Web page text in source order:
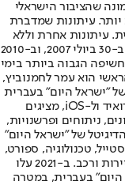
שהציבור הישראלי
יותר. עיתונות שמדברת
עיתונות אחרת וללא
תשלום. המהדורה המודפסת הראשונה פורסמה ב-30 ביולי 2007, וב-2010
הגבוה ביותר בימי
הוא עמר לחמנוביץ,
"ישראל היום" בעברית
ובאנגלית, כמו כן היישומונים (אפליקציות) לאנדרואיד ול-iOS, מציגים
ניתוחים ופרשנויות,
של "ישראל היום"
טכנולוגיה, ספורט,
כלכלה וצרכנות, בריאות, חיילים, אוכל, יהדות, תיירות ורכב. ב-2021 עלו
היום" בעברית, במטרה